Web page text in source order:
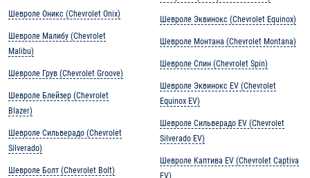
Шевроле Оникс (Chevrolet Onix)
Шевроле Малибу (Chevrolet
Malibu)
Шевроле Грув (Chevrolet Groove)
Шевроле Блейзер (Chevrolet
Blazer)
Шевроле Сильверадо (Chevrolet
Silverado)
Шевроле Болт (Chevrolet Bolt)
Шевроле Эквинокс (Chevrolet Equinox)
Шевроле Монтана (Chevrolet Montana)
Шевроле Спин (Chevrolet Spin)
Шевроле Эквинокс EV (Chevrolet
Equinox EV)
Шевроле Сильверадо EV (Chevrolet
Silverado EV)
Шевроле Каптива EV (Chevrolet Captiva
EV)